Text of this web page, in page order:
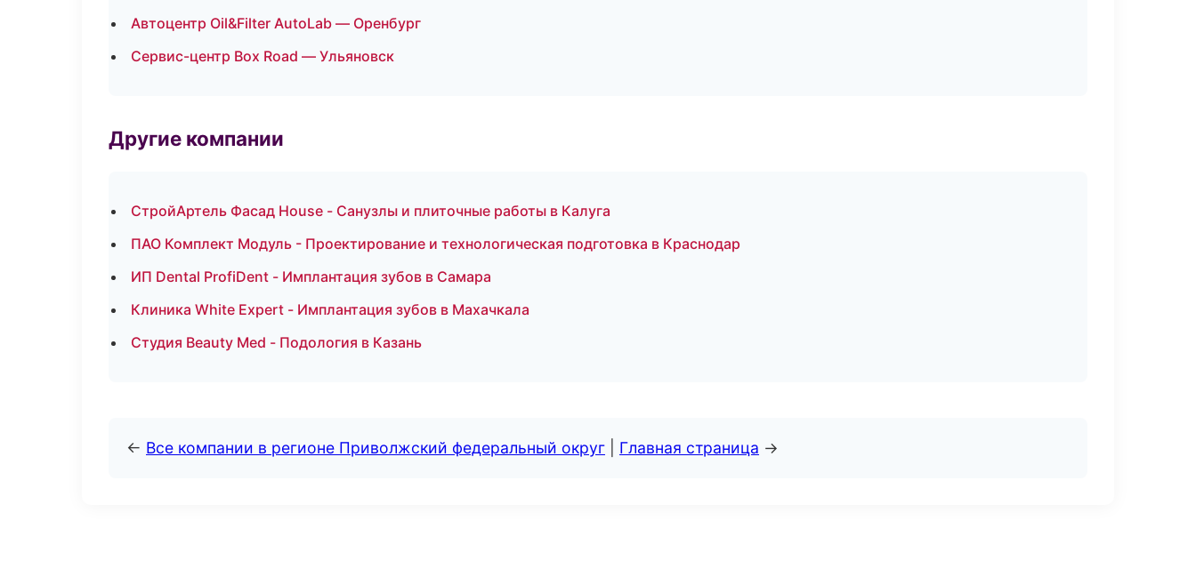
Автоцентр Oil&Filter AutoLab — Оренбург
Сервис-центр Box Road — Ульяновск
Другие компании
СтройАртель Фасад House - Санузлы и плиточные работы в Калуга
ПАО Комплект Модуль - Проектирование и технологическая подготовка в Краснодар
ИП Dental ProfiDent - Имплантация зубов в Самара
Клиника White Expert - Имплантация зубов в Махачкала
Студия Beauty Med - Подология в Казань
← Все компании в регионе Приволжский федеральный округ Главная страница →